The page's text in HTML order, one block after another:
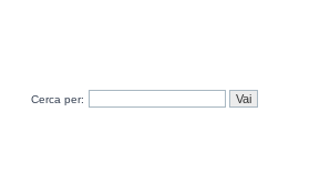
Cerca per: